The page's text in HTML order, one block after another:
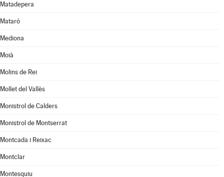
Matadepera
Mataró
Mediona
Moià
Molins de Rei
Mollet del Vallès
Monistrol de Calders
Monistrol de Montserrat
Montcada i Reixac
Montclar
Montesquiu